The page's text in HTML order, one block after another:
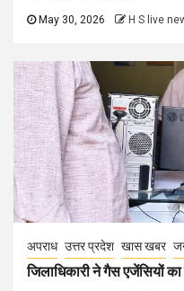
May 30, 2026 H S live
अपराध उत्तर प्रदेश खास खबर
जिलाधिकारी ने गैस एजेंसियों